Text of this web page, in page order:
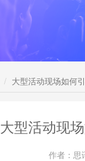
大型活动现场如何
大型活动现
作者： 思